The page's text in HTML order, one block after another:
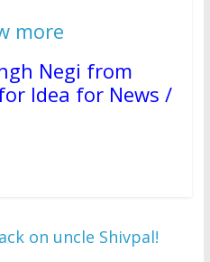
more
Negi from
Idea for News /
on uncle Shivpal!